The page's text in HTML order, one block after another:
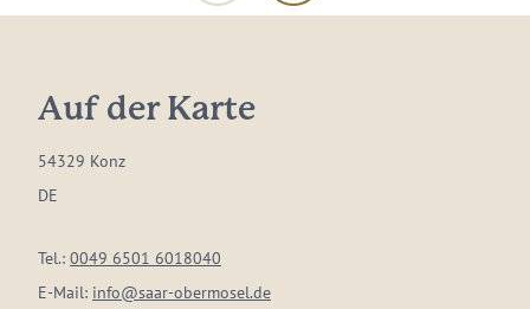
Auf der Karte
54329 Konz
DE
Tel.: 0049 6501 6018040
E-Mail: info@saar-obermosel.de